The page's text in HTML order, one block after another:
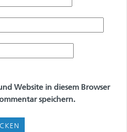
Website in diesem Browser
speichern.